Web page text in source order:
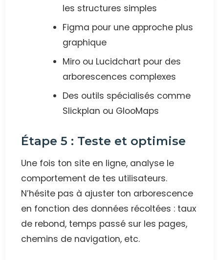
les structures simples
Figma pour une approche plus
graphique
Miro ou Lucidchart pour des
arborescences complexes
Des outils spécialisés comme
Slickplan ou GlooMaps
Étape 5 : Teste et optimise
Une fois ton site en ligne, analyse le
comportement de tes utilisateurs.
N’hésite pas à ajuster ton arborescence
en fonction des données récoltées : taux
de rebond, temps passé sur les pages,
chemins de navigation, etc.